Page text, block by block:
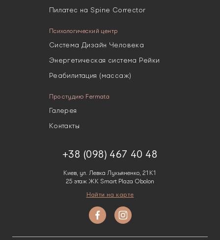
Пилатес на Spine Corrector
Психологический центр
Система Дизайн Человека
Энергетическая система Рейки
Реабилитация (массаж)
Про студию Fermata
Галерея
Контакты
+38 (098) 467 40 48
Киев, ул. Левка Лукьяненко, 21К1
25 этаж ЖК Smart Plaza Obolon
Найти на карте